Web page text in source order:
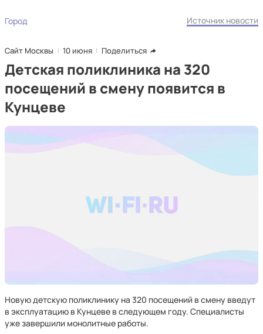
Город Источник новости
Сайт Москвы 10 июня Поделиться
Детская поликлиника на 320
посещений в смену появится в
Кунцеве
Новую детскую поликлинику на 320 посещений в смену введут
в эксплуатацию в Кунцеве в следующем году. Специалисты
уже завершили монолитные работы.